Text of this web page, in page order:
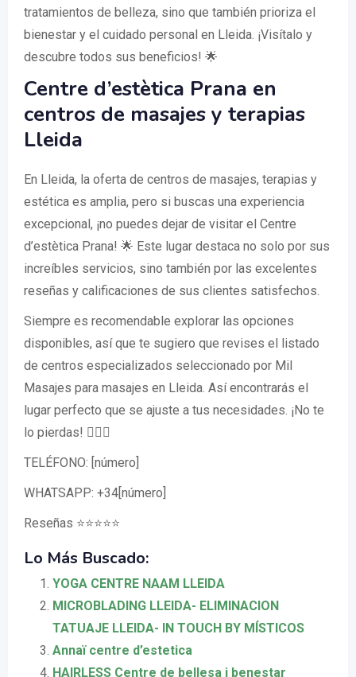
tratamientos de belleza, sino que también prioriza el
bienestar y el cuidado personal en Lleida. ¡Visítalo y
descubre todos sus beneficios! 🌟
Centre d’estètica Prana en
centros de masajes y terapias
Lleida
En Lleida, la oferta de centros de masajes, terapias y
estética es amplia, pero si buscas una experiencia
excepcional, ¡no puedes dejar de visitar el Centre
d’estètica Prana! 🌟 Este lugar destaca no solo por sus
increíbles servicios, sino también por las excelentes
reseñas y calificaciones de sus clientes satisfechos.
Siempre es recomendable explorar las opciones
disponibles, así que te sugiero que revises el listado
de centros especializados seleccionado por Mil
Masajes para masajes en Lleida. Así encontrarás el
lugar perfecto que se ajuste a tus necesidades. ¡No te
lo pierdas! 💆‍♀️✨
TELÉFONO: [número]
WHATSAPP: +34[número]
Reseñas ⭐⭐⭐⭐⭐
Lo Más Buscado:
YOGA CENTRE NAAM LLEIDA
MICROBLADING LLEIDA- ELIMINACION
TATUAJE LLEIDA- IN TOUCH BY MÍSTICOS
Annaï centre d’estetica
HAIRLESS Centre de bellesa i benestar